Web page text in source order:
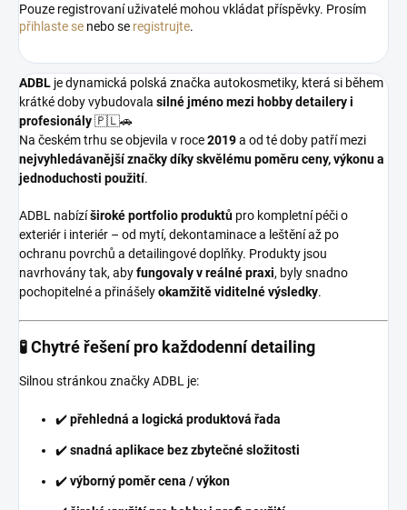
Pouze registrovaní uživatelé mohou vkládat příspěvky. Prosím
přihlaste se nebo se registrujte.
ADBL je dynamická polská značka autokosmetiky, která si během
krátké doby vybudovala silné jméno mezi hobby detailery i
profesionály🇵🇱🚗
Na českém trhu se objevila v roce2019a od té doby patří mezi
nejvyhledávanější značky díky skvělému poměru ceny, výkonu a
jednoduchosti použití.
ADBL nabízíširoké portfolio produktů pro kompletní péči o
exteriér i interiér – od mytí, dekontaminace a leštění až po
ochranu povrchů a detailingové doplňky. Produkty jsou
navrhovány tak, abyfungovaly v reálné praxi, byly snadno
pochopitelné a přinášelyokamžitě viditelné výsledky.
🧪 Chytré řešení pro každodenní detailing
Silnou stránkou značky ADBL je:
✔️přehledná a logická produktová řada
✔️snadná aplikace bez zbytečné složitosti
✔️výborný poměr cena / výkon